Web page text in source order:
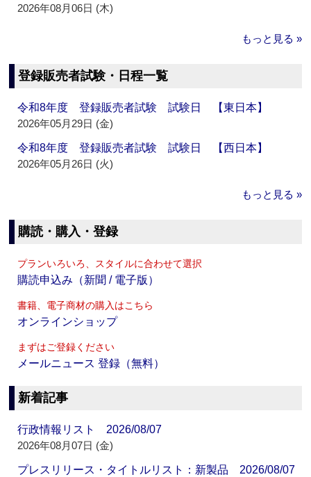
2026年08月06日 (木)
もっと見る »
登録販売者試験・日程一覧
令和8年度 登録販売者試験 試験日 【東日本】
2026年05月29日 (金)
令和8年度 登録販売者試験 試験日 【西日本】
2026年05月26日 (火)
もっと見る »
購読・購入・登録
プランいろいろ、スタイルに合わせて選択
購読申込み（新聞 / 電子版）
書籍、電子商材の購入はこちら
オンラインショップ
まずはご登録ください
メールニュース 登録（無料）
新着記事
行政情報リスト 2026/08/07
2026年08月07日 (金)
プレスリリース・タイトルリスト：新製品 2026/08/07